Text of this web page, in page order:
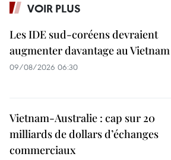
VOIR PLUS
Les IDE sud-coréens devraient
augmenter davantage au Vietnam
09/08/2026 06:30
Vietnam-Australie : cap sur 20
milliards de dollars d’échanges
commerciaux